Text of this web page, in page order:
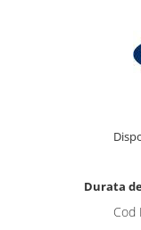
Durata
Cod